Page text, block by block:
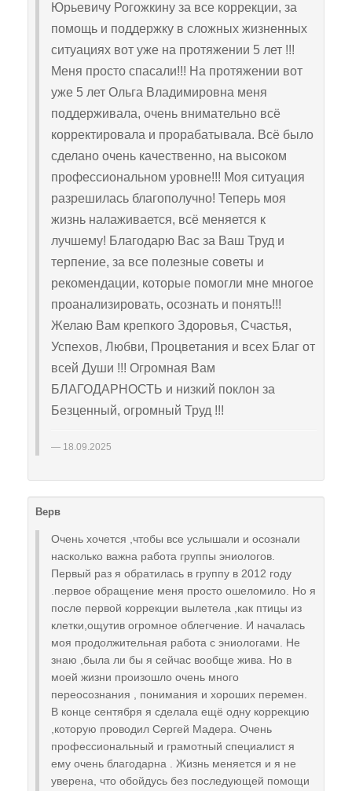
Юрьевичу Рогожкину за все коррекции, за
помощь и поддержку в сложных жизненных
ситуациях вот уже на протяжении 5 лет !!!
Меня просто спасали!!! На протяжении вот
уже 5 лет Ольга Владимировна меня
поддерживала, очень внимательно всё
корректировала и прорабатывала. Всё было
сделано очень качественно, на высоком
профессиональном уровне!!! Моя ситуация
разрешилась благополучно! Теперь моя
жизнь налаживается, всё меняется к
лучшему! Благодарю Вас за Ваш Труд и
терпение, за все полезные советы и
рекомендации, которые помогли мне многое
проанализировать, осознать и понять!!!
Желаю Вам крепкого Здоровья, Счастья,
Успехов, Любви, Процветания и всех Благ от
всей Души !!! Огромная Вам
БЛАГОДАРНОСТЬ и низкий поклон за
Безценный, огромный Труд !!!
18.09.2025
Верв
Очень хочется ,чтобы все услышали и осознали
насколько важна работа группы эниологов.
Первый раз я обратилась в группу в 2012 году
.первое обращение меня просто ошеломило. Но я
после первой коррекции вылетела ,как птицы из
клетки,ощутив огромное облегчение. И началась
моя продолжительная работа с эниологами. Не
знаю ,была ли бы я сейчас вообще жива. Но в
моей жизни произошло очень много
переосознания , понимания и хороших перемен.
В конце сентября я сделала ещё одну коррекцию
,которую проводил Сергей Мадера. Очень
профессиональный и грамотный специалист я
ему очень благодарна . Жизнь меняется и я не
уверена, что обойдусь без последующей помощи